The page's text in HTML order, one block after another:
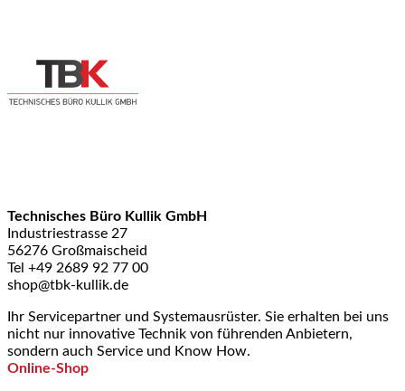
Technisches Büro Kullik GmbH
Industriestrasse 27
56276 Großmaischeid
Tel +49 2689 92 77 00
shop@tbk-kullik.de
Ihr Servicepartner und Systemausrüster. Sie erhalten bei uns
nicht nur innovative Technik von führenden Anbietern,
sondern auch Service und Know How.
Online-Shop